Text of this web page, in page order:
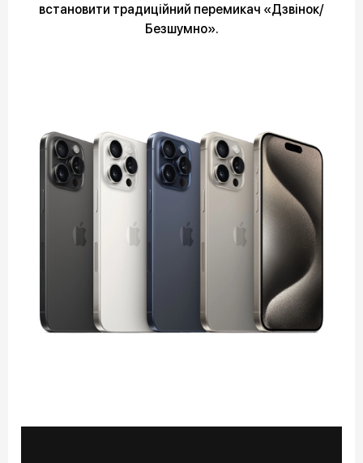
встановити традиційний перемикач «Дзвінок/
Безшумно».